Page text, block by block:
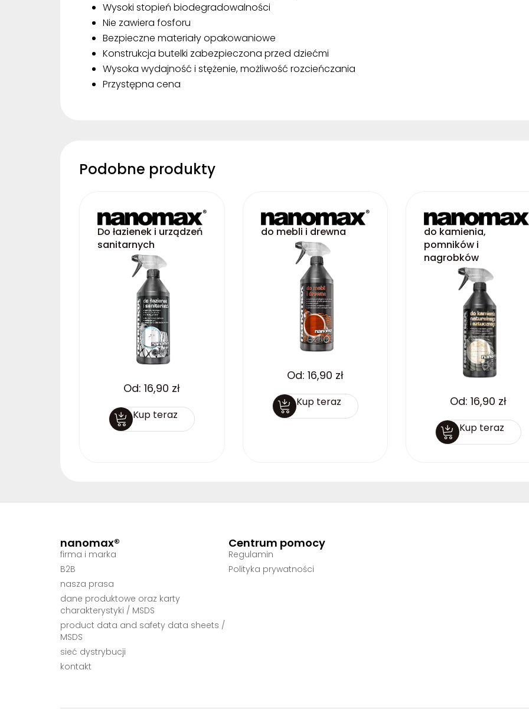
Wysoki stopień biodegradowalności
Nie zawiera fosforu
Bezpieczne materiały opakowaniowe
Konstrukcja butelki zabezpieczona przed dziećmi
Wysoka wydajność i stężenie, możliwość rozcieńczania
Przystępna cena
Podobne produkty
Do łazienek i urządzeń
sanitarnych
Od:16,90 zł
Kup teraz
do mebli i drewna
Od: 16,90 zł
Kup teraz
do kamienia,
pomników i
nagrobków
Od:16,90 zł
Kup teraz
nanomax®
firma i marka
B2B
nasza prasa
dane produktowe oraz karty
charakterystyki / MSDS
product data and safety data sheets /
MSDS
sieć dystrybucji
kontakt
Centrum pomocy
Regulamin
Polityka prywatności